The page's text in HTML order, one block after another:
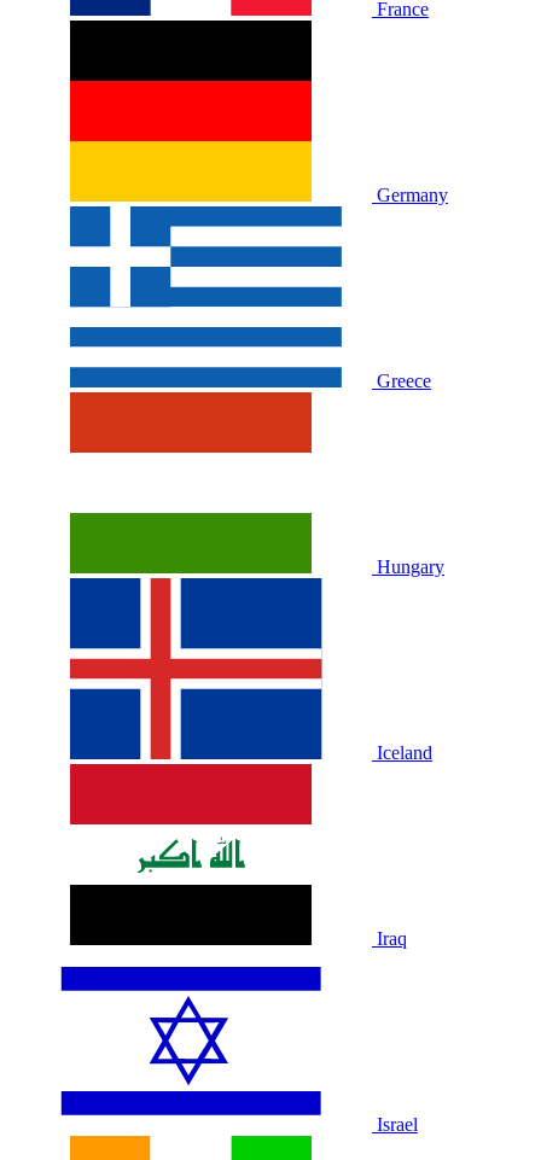
France
Germany
Greece
Hungary
Iceland
Iraq
Israel